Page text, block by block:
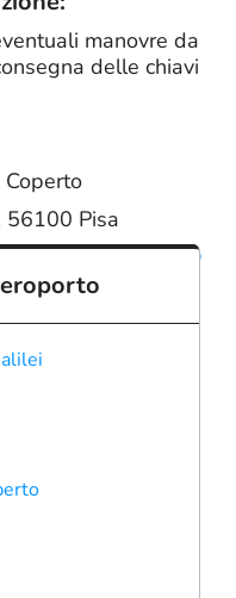
manovre da
delle chiavi
Coperto
56100 Pisa
su